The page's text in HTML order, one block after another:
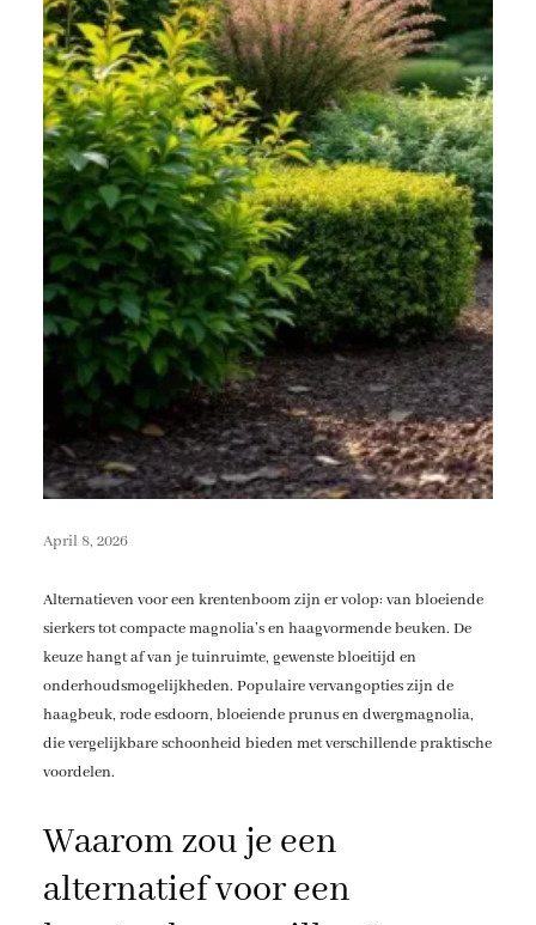
April 8, 2026
Alternatieven voor een krentenboom zijn er volop: van bloeiende
sierkers tot compacte magnolia’s en haagvormende beuken. De
keuze hangt af van je tuinruimte, gewenste bloeitijd en
onderhoudsmogelijkheden. Populaire vervangopties zijn de
haagbeuk, rode esdoorn, bloeiende prunus en dwergmagnolia,
die vergelijkbare schoonheid bieden met verschillende praktische
voordelen.
Waarom zou je een
alternatief voor een